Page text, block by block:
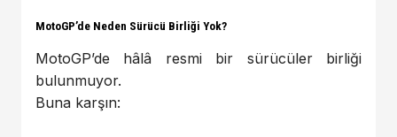
MotoGP’de Neden Sürücü Birliği Yok?
MotoGP’de hâlâ resmi bir sürücüler birliği
bulunmuyor.
Buna karşın: